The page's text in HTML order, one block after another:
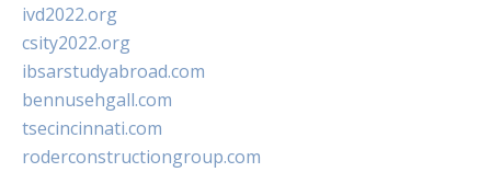
ivd2022.org
csity2022.org
ibsarstudyabroad.com
bennusehgall.com
tsecincinnati.com
roderconstructiongroup.com